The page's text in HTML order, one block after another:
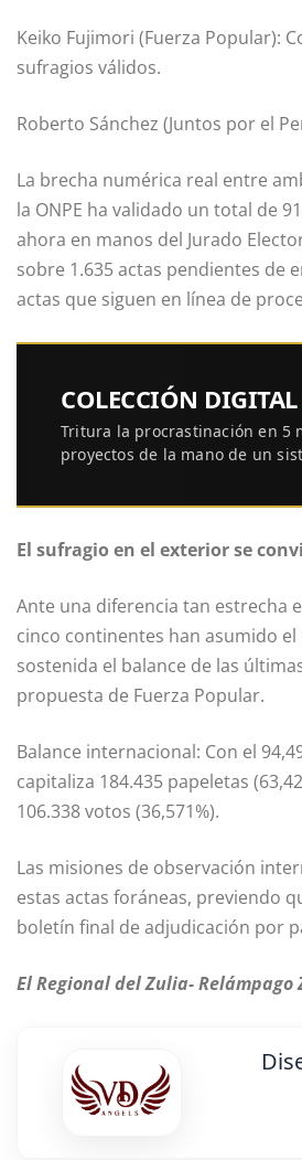
Keiko Fujimori (Fuerza Popular):
sufragios válidos.
Roberto Sánchez (Juntos por el
La brecha numérica real entre
la ONPE ha validado un total de
ahora en manos del Jurado
sobre 1.635 actas pendientes de
actas que siguen en línea de
COLECCIÓN DIGITAL
Tritura la procrastinación en 5
proyectos de la mano de un
El sufragio en el exterior se
Ante una diferencia tan estrecha
cinco continentes han asumido
sostenida el balance de las
propuesta de Fuerza Popular.
Balance internacional: Con el
capitaliza 184.435 papeletas
106.338 votos (36,571%).
Las misiones de observación
estas actas foráneas, previendo
boletín final de adjudicación por
El Regional del Zulia- Relámpago